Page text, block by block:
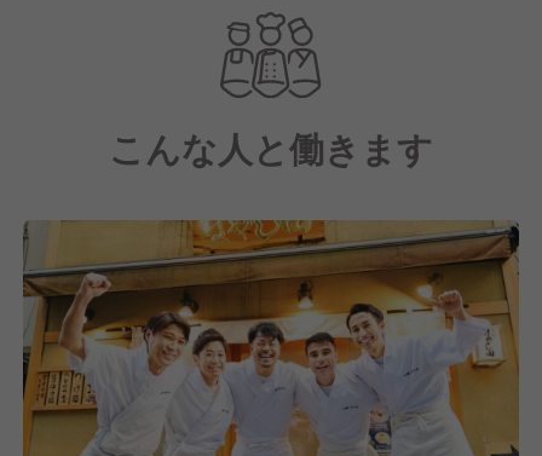
最高のコシ・のど越し・風味を実現。
「世界で一番美味しい醤油ラーメンかもしれない」と
評価される味を、学んでみませんか？
＼スタッフを信頼してお店の運営は1～10までお任せ
の力です。
弊社では、オープン前から「地域一番のお店を作ろ
う！」とみんなで目標を一つにしています。
「店員同士もギスギスしてなくて楽しそう！連携も抜
群に取れてて見ていて楽しかったです」
といった嬉しい言葉を聞けるのも、弊社ならではのお
店作りが理由だと思います♪
こんな人と働きます